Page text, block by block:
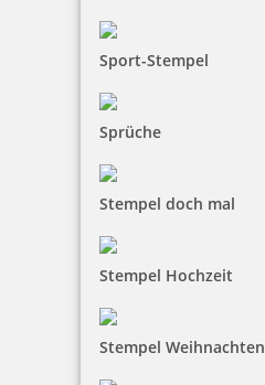
Sport-Stempel
Sprüche
Stempel doch mal
Stempel Hochzeit
Stempel Weihnachten